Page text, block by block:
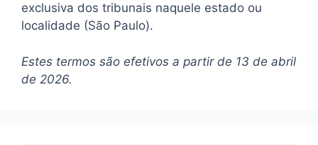
exclusiva dos tribunais naquele estado ou
localidade (São Paulo).
Estes termos são efetivos a partir de 13 de abril
de 2026.